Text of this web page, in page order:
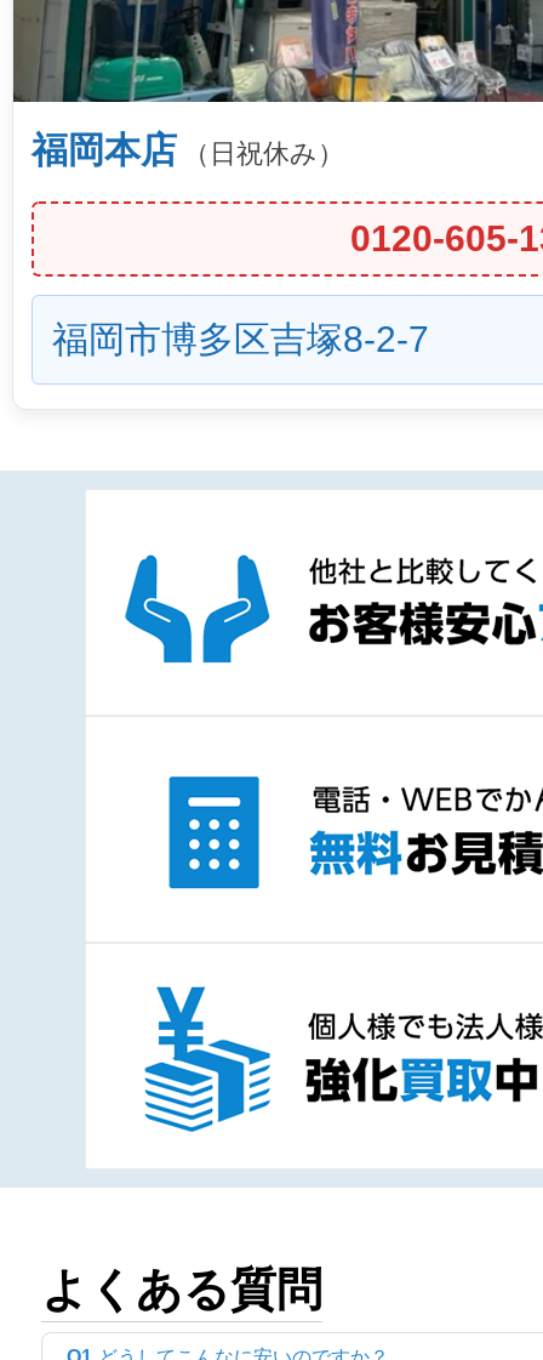
福岡本店 （日祝休み）
0120-605-
福岡市博多区吉塚8-2-7
よくある質問